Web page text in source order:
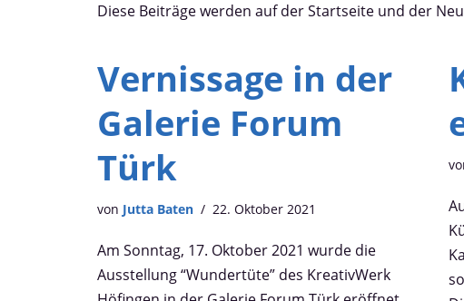
Diese Beiträge werden auf der Startseite und der
Vernissage in der
Galerie Forum
Türk
von Jutta Baten 22. Oktober 2021
Am Sonntag, 17. Oktober 2021 wurde die
Ausstellung “Wundertüte” des KreativWerk